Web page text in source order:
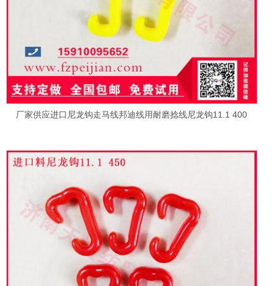
厂家供应进口尼龙钩走马线邦迪线用耐磨捻线尼龙钩11.1 400